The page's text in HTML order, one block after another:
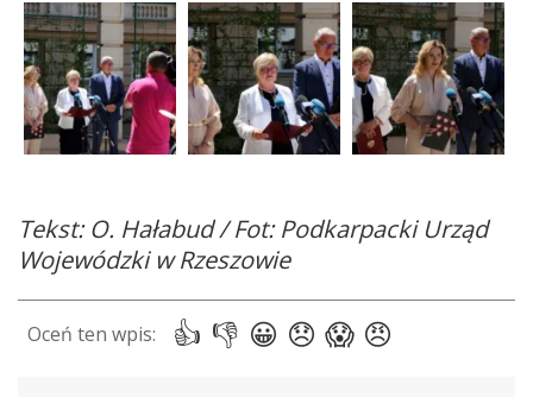
Tekst: O. Hałabud / Fot: Podkarpacki Urząd
Wojewódzki w Rzeszowie